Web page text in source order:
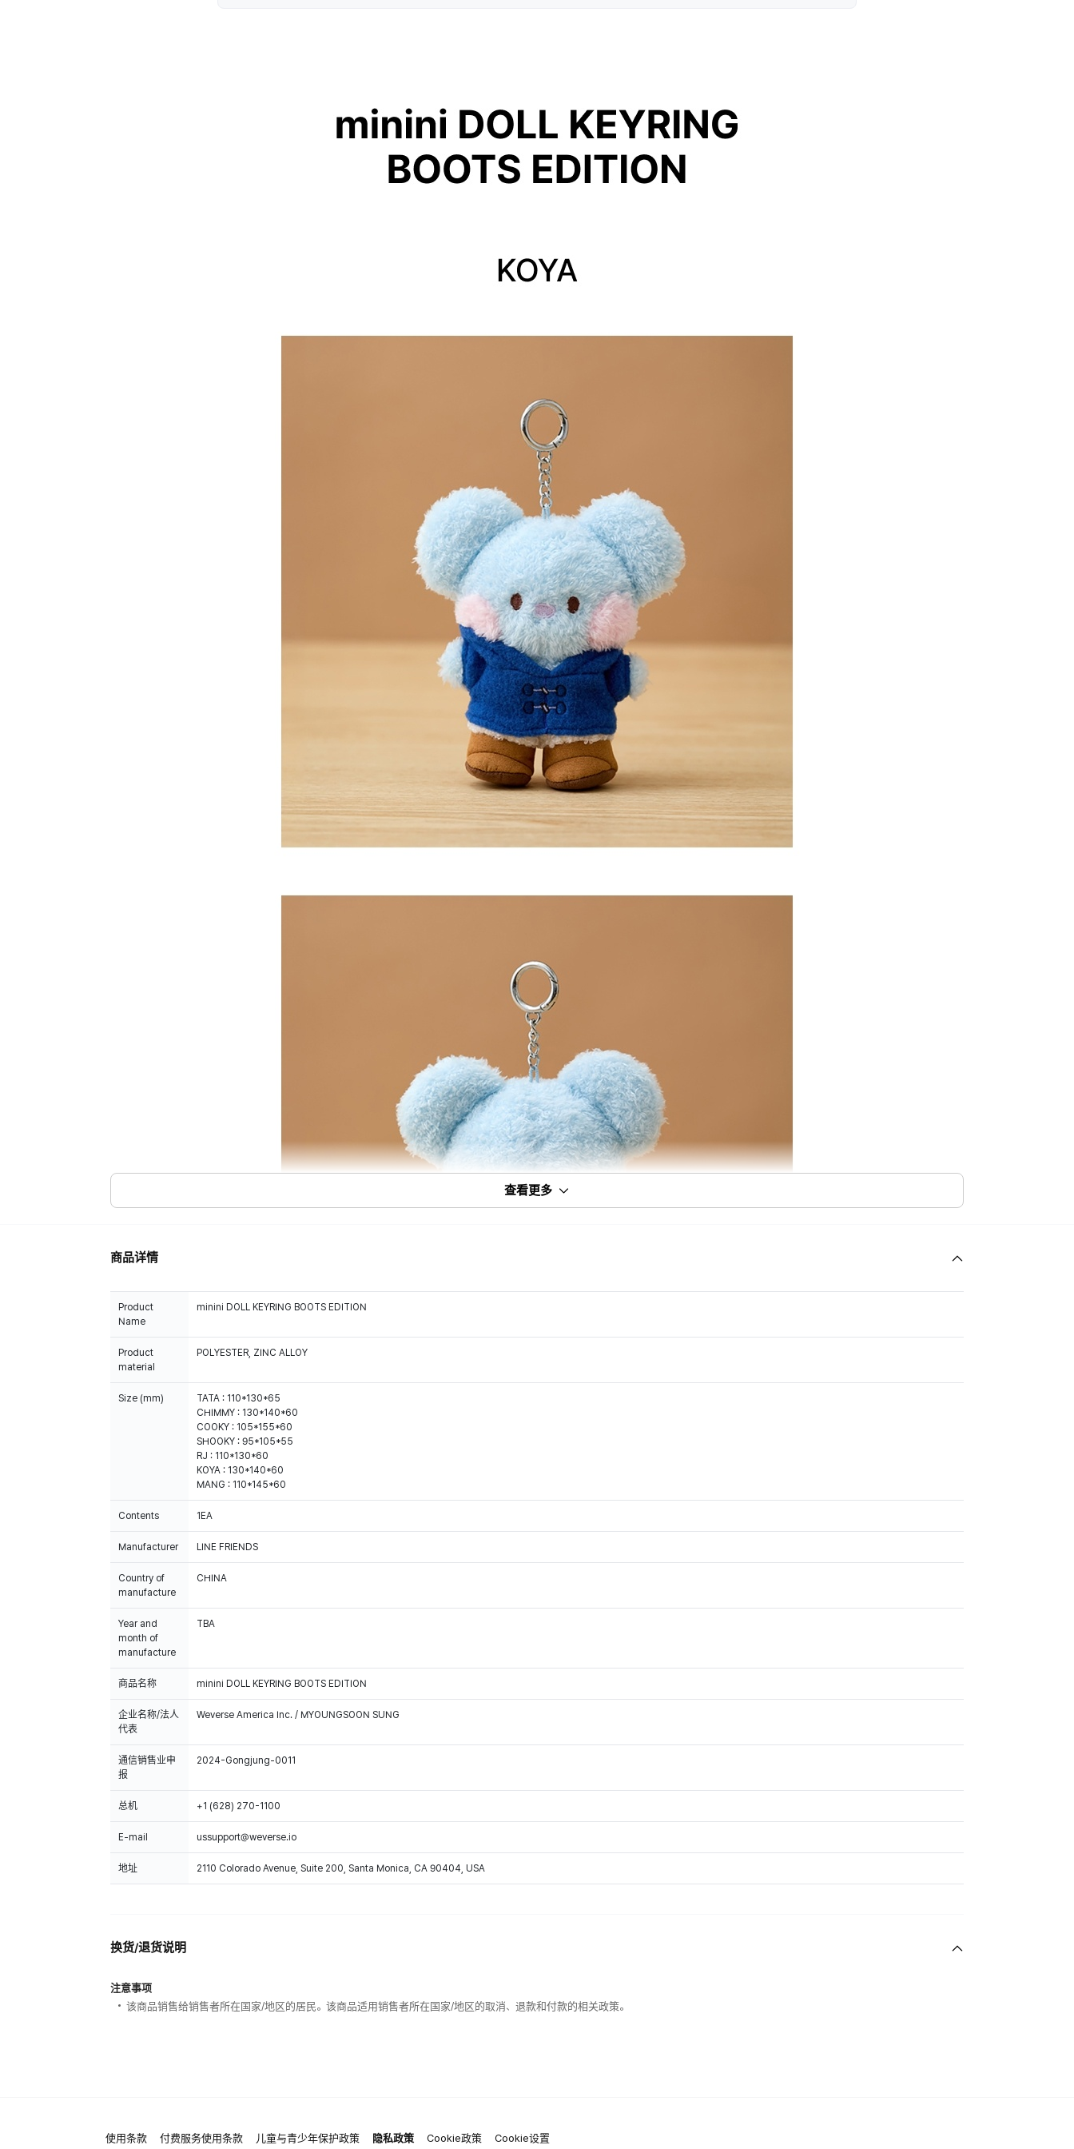
查看更多
商品详情
Product
Name
minini DOLL KEYRING BOOTS EDITION
Product
material
POLYESTER, ZINC ALLOY
Size (mm)
TATA : 110*130*65
CHIMMY : 130*140*60
COOKY : 105*155*60
SHOOKY : 95*105*55
RJ : 110*130*60
KOYA : 130*140*60
MANG : 110*145*60
Contents 1EA
Manufacturer LINE FRIENDS
Country of
manufacture
CHINA
Year and
month of
manufacture
TBA
商品名称 minini DOLL KEYRING BOOTS EDITION
企业名称/法人
代表
Weverse America Inc. / MYOUNGSOON SUNG
通信销售业申
报
2024-Gongjung-0011
总机 +1 (628) 270-1100
E-mail ussupport@weverse.io
地址 2110 Colorado Avenue, Suite 200, Santa Monica, CA 90404, USA
换货/退货说明
注意事项
该商品销售给销售者所在国家/地区的居民。该商品适用销售者所在国家/地区的取消、退款和付款的相关政策。
使用条款 付费服务使用条款 儿童与青少年保护政策 隐私政策 Cookie政策 Cookie设置